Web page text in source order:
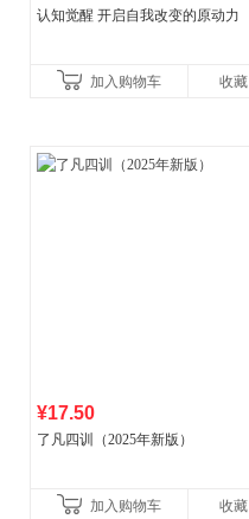
认知觉醒 开启自我改变的原动力
加入购物车 收藏
¥17.50
了凡四训（2025年新版）
加入购物车 收藏